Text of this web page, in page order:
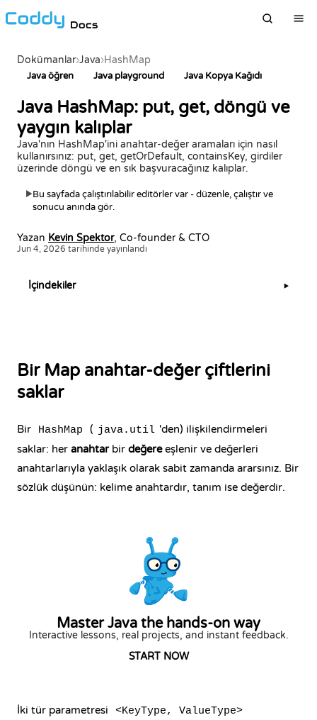
Docs
Dokümanlar›Java›HashMap
Java öğren Java playground Java Kopya Kağıdı
Java HashMap: put, get, döngü ve
yaygın kalıplar
Java'nın HashMap'ini anahtar-değer aramaları için nasıl
kullanırsınız: put, get, getOrDefault, containsKey, girdiler
üzerinde döngü ve en sık başvuracağınız kalıplar.
▶Bu sayfada çalıştırılabilir editörler var - düzenle, çalıştır ve
sonucu anında gör.
Yazan Kevin Spektor, Co-founder & CTO
Jun 4, 2026 tarihinde yayınlandı
Bir Map anahtar-değer çiftlerini
saklar
Bir HashMap ( java.util 'den) ilişkilendirmeleri
saklar: her anahtarbir değereeşlenir ve değerleri
anahtarlarıyla yaklaşık olarak sabit zamanda ararsınız. Bir
sözlük düşünün: kelime anahtardır, tanım ise değerdir.
Master Java the hands-on way
Interactive lessons, real projects, and instant feedback.
START NOW
İki tür parametresi <KeyType, ValueType>
İçindekiler ▶